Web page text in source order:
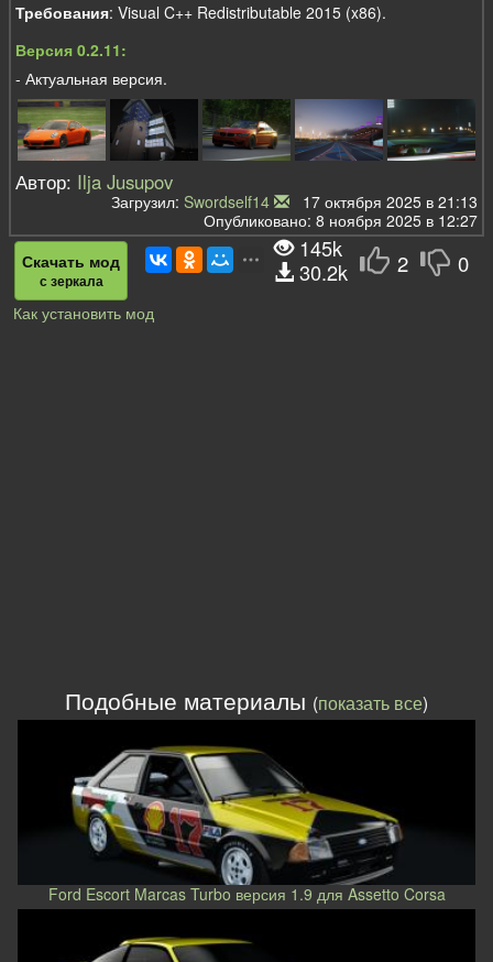
Требования: Visual C++ Redistributable 2015 (x86).
Версия 0.2.11:
- Актуальная версия.
Автор: Ilja Jusupov
Загрузил: Swordself14
17 октября 2025 в 21:13
Опубликовано: 8 ноября 2025 в 12:27
2 0
Скачать мод
с зеркала
145k
30.2k
Как установить мод
Подобные материалы (показать все)
Ford Escort Marcas Turbo версия 1.9 для Assetto Corsa